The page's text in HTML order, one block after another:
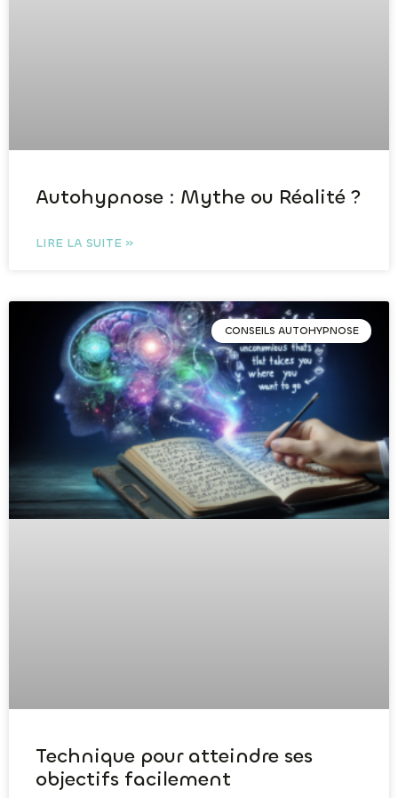
Autohypnose : Mythe ou Réalité ?
LIRE LA SUITE »
CONSEILS AUTOHYPNOSE
Technique pour atteindre ses
objectifs facilement